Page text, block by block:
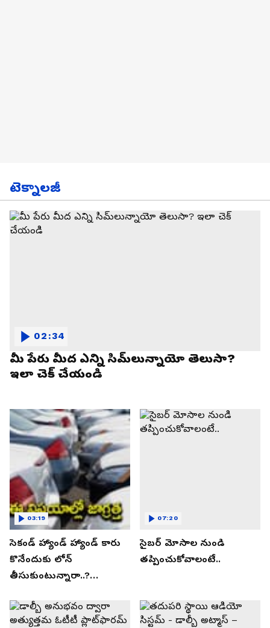
టెక్నాలజీ
మీ పేరు మీద ఎన్ని సిమ్‌లున్నాయో తెలుసా?
ఇలా చెక్ చేయండి
02:34
సెకండ్ హ్యాండ్ హ్యాండ్ కారు
కొనేందుకు లోన్
తీసుకుంటున్నారా..?
తెలుసుకోండి..!
03:19
సైబర్ మోసాల నుండి
తప్పించుకోవాలంటే..
07:20